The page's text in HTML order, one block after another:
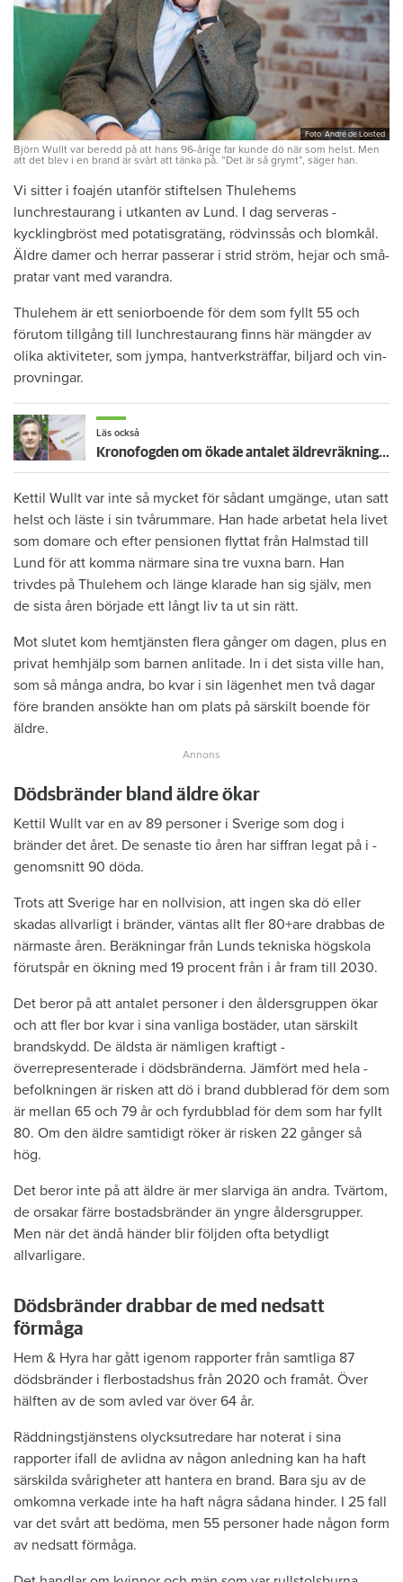
Foto: André de Loisted
Björn Wullt var beredd på att hans 96-årige far kunde dö när som helst. Men
att det blev i en brand är svårt att tänka på. ”Det är så grymt”, säger han.
Vi sitter i foajén utanför stiftelsen ­Thulehems
lunchrestaurang i ut­kanten av Lund. I dag serveras ­
kycklingbröst med potatisgratäng, rödvinssås och blomkål.
Äldre damer och herrar ­passerar i strid ström, hejar och små­
pratar vant med varandra.
Thulehem är ett seniorboende för dem som fyllt 55 och
förutom tillgång till lunchrestaurang finns här mängder av
olika aktiviteter, som ­jympa, hantverks­träffar, biljard och vin­
provningar.
Läs också
Kronofogden om ökade antalet äldrevräkningar: "Våga ta hjälp"
Kettil Wullt var inte så mycket för ­sådant umgänge, utan satt
helst och ­läste i sin tvårummare. Han hade ­arbetat hela livet
som domare och ­efter pensionen flyttat från Halmstad till
Lund för att komma närmare sina tre vuxna barn. Han
trivdes på ­Thulehem och länge ­klarade han sig själv, men
de sista åren började ett långt liv ta ut sin rätt.
Mot slutet kom hemtjänsten ­flera gånger om dagen, plus en
privat ­hemhjälp som barnen anlitade. In i det sista ville han,
som så många ­andra, bo kvar i sin lägenhet men två dagar
före branden ansökte han om plats på särskilt boende för
äldre.
Dödsbränder bland äldre ökar
Kettil Wullt var en av 89 personer i ­Sverige som dog i
bränder det året. De senaste tio åren har siffran legat på i ­
genomsnitt 90 döda.
Trots att Sverige har en nollvision, att ingen ska dö eller
skadas allvarligt i bränder, väntas allt fler 80+are ­drabbas de
närmaste åren. Beräkningar från Lunds tekniska högskola
förutspår en ökning med 19 procent från i år fram till 2030.
Det beror på att antalet ­personer i den åldersgruppen ökar
och att fler bor kvar i sina vanliga bostäder, utan ­särskilt
brandskydd. De äldsta är ­nämligen ­kraftigt ­
överrepresenterade i ­döds­bränderna. Jämfört med hela ­
befolkningen är risken att dö i brand dubblerad för dem som
är mellan 65 och 79 år och fyrdubblad för dem som har fyllt
80. Om den äldre samtidigt röker är risken 22 gånger så
hög.
Det beror inte på att äldre är mer ­slarviga än andra. Tvärtom,
de orsakar färre bostadsbränder än yngre åldersgrupper.
Men när det ändå händer blir följden ofta betydligt
allvarligare.
Dödsbränder drabbar de med nedsatt
förmåga
Hem & Hyra har gått igenom rapporter från samtliga 87
dödsbränder i flerbostadshus från 2020 och framåt. Över
hälften av de som avled var över 64 år.
Räddningstjänstens ­olycksutredare har noterat i sina
rapporter ifall de ­av­lidna av någon anledning kan ha haft
särskilda svårigheter att hantera en brand. Bara sju av de
omkomna ­verkade inte ha haft några sådana hinder. I 25 fall
var det svårt att bedöma, men 55 ­personer hade någon form
av nedsatt förmåga.